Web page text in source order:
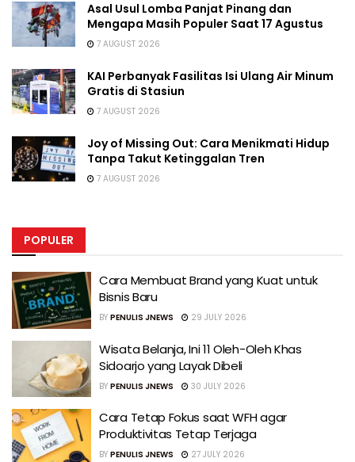
Asal Usul Lomba Panjat Pinang dan
Mengapa Masih Populer Saat 17 Agustus
7 AUGUST 2026
KAI Perbanyak Fasilitas Isi Ulang Air Minum
Gratis di Stasiun
7 AUGUST 2026
Joy of Missing Out: Cara Menikmati Hidup
Tanpa Takut Ketinggalan Tren
7 AUGUST 2026
POPULER
Cara Membuat Brand yang Kuat untuk
Bisnis Baru
BY PENULIS JNEWS 29 JULY 2026
Wisata Belanja, Ini 11 Oleh-Oleh Khas
Sidoarjo yang Layak Dibeli
BY PENULIS JNEWS 30 JULY 2026
Cara Tetap Fokus saat WFH agar
Produktivitas Tetap Terjaga
BY PENULIS JNEWS 27 JULY 2026